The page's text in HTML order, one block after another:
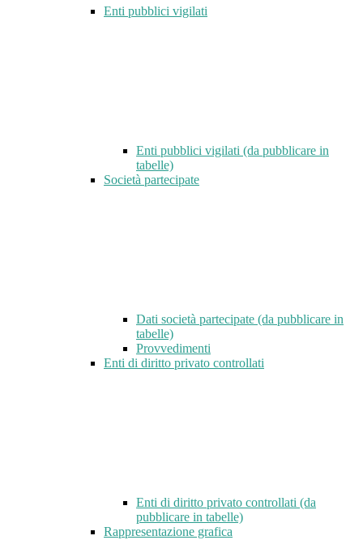
Enti pubblici vigilati
Enti pubblici vigilati (da pubblicare in
tabelle)
Società partecipate
Dati società partecipate (da pubblicare in
tabelle)
Provvedimenti
Enti di diritto privato controllati
Enti di diritto privato controllati (da
pubblicare in tabelle)
Rappresentazione grafica